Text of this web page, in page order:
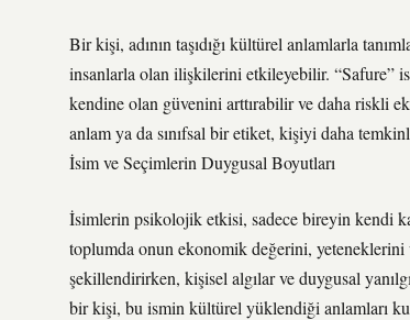
Bir kişi, adının taşıdığı kültürel anlamlarla
insanlarla olan ilişkilerini etkileyebilir. “Safure”
kendine olan güvenini arttırabilir ve daha riskli
anlam ya da sınıfsal bir etiket, kişiyi daha
İsim ve Seçimlerin Duygusal Boyutları
İsimlerin psikolojik etkisi, sadece bireyin kendi
toplumda onun ekonomik değerini, yeteneklerini
şekillendirirken, kişisel algılar ve duygusal
bir kişi, bu ismin kültürel yüklendiği anlamları